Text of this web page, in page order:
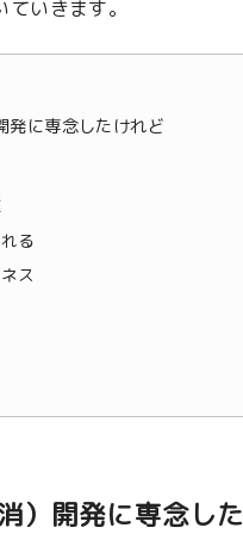
いきます。
発に専念したけれど
る
ス
）開発に専念し